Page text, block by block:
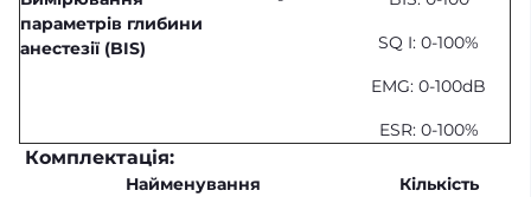
параметрів глибини
анестезії (BIS)
SQ I: 0-100%
EMG: 0-100dB
ESR: 0-100%
Комплектація:
Найменування
Кількість